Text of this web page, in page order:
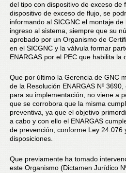
del tipo con dispositivo de exceso
dispositivo de exceso de flujo, se
informando al SICGNC el montaje
ingreso al sistema, siempre que su
aprobado por un Organismo de
en el SICGNC y la válvula formar
ENARGAS por el PEC que habilita la
Que por último la Gerencia de GNC
de la Resolución ENARGAS Nº
para su implementación, no viene a
que se corrobora que la misma
preventiva, ya que el objetivo
a cabo y con ello el ENARGAS
de prevención, conforme Ley
disposiciones.
Que previamente ha tomado
este Organismo (Dictamen Jurídico